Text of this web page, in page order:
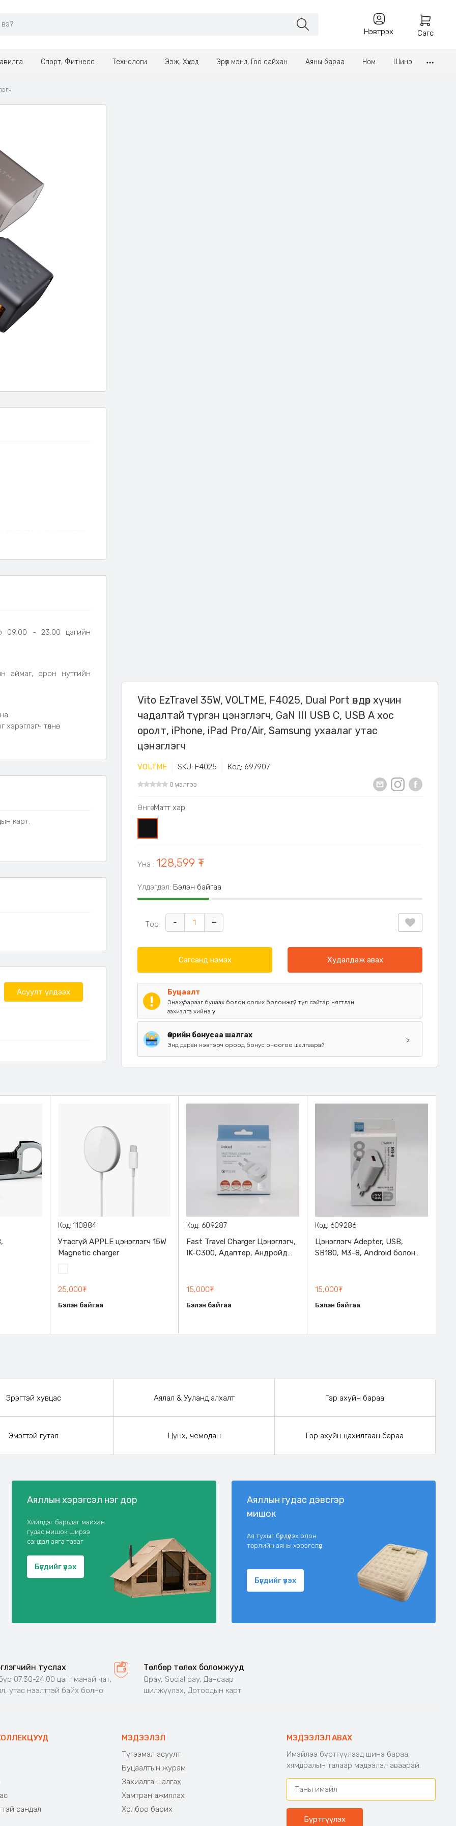
Нэвтрэх Сагс
Спорт, Фитнесс Технологи Ээж, Хүүхэд Эрүүл мэнд, Гоо сайхан Аяны бараа Ном Шинэ
хамгаалалт бүхий
богино
богино
тусламжтайгаар
чанартай
09:00 - 23:00 цагийн
аймаг, орон нутгийн
төлнө.
карт.
Асуулт үлдээх
Vito EzTravel 35W, VOLTME, F4025, Dual Port өндөр хүчин
чадалтай түргэн цэнэглэгч, GaN III USB C, USB А хос
оролт, iPhone, iPad Pro/Air, Samsung ухаалаг утас
цэнэглэгч
VOLTME SKU: F4025 Код: 697907
0 үнэлгээ
Өнгө:Матт хар
Үнэ : 128,599 ₮
Үлдэгдэл: Бэлэн байгаа
Тоо: - +
Сагсанд нэмэх Худалдаж авах
Буцаалт
Энэхүү барааг буцаах болон солих боломжгүй тул сайтар нягтлан
захиалга хийнэ үү.
Өөрийн бонусаа шалгах
Энд даран нэвтэрч ороод бонус оноогоо шалгаарай >
Код: 110884
Утасгүй APPLE цэнэглэгч 15W
Magnetic charger
25,000₮
Бэлэн байгаа
Код: 609287
Fast Travel Charger Цэнэглэгч,
IK-C300, Адаптер, Андройд
цэнэглэнэ
15,000₮
Бэлэн байгаа
Код: 609286
Цэнэглэгч Adepter, USB,
SB180, M3-8, Android болон
15,000₮
Бэлэн байгаа
Эрэгтэй хувцас Аялал & Ууланд алхалт Гэр ахуйн бараа
Эмэгтэй гутал Цүнх, чемодан Гэр ахуйн цахилгаан бараа
Аяллын хэрэгсэл нэг дор
Хийлдэг барьдаг майхан
гудас мишок ширээ
сандал аяга таваг
Бүгдийг үзэх
Аяллын гудас дэвсгэр
мишок
Ая тухыг бүрдүүлэх олон
төрлийн аяны хэрэгслүүд
Бүгдийг үзэх
туслах
07:30-24:00 цагт манай чат,
утас нээлттэй байх болно
Төлбөр төлөх боломжууд
Qpay, Social pay, Дансаар
шилжүүлэх, Дотоодын карт
сандал
МЭДЭЭЛЭЛ
Түгээмэл асуулт
Буцаалтын журам
Захиалга шалгах
Хамтран ажиллах
Холбоо барих
МЭДЭЭЛЭЛ АВАХ
Имэйлээ бүртгүүлээд шинэ бараа,
хямдралын талаар мэдээлэл аваарай.
Бүртгүүлэх